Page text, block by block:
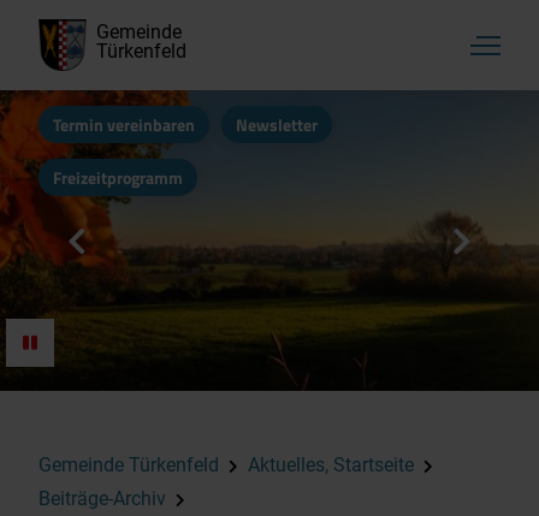
Gemeinde
Türkenfeld
Termin vereinbaren Newsletter
Freizeitprogramm
Gemeinde Türkenfeld
Aktuelles, Startseite
Beiträge-Archiv